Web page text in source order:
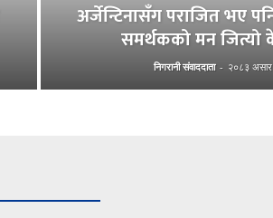
अर्जेन्टिनासँग पराजित भए
समर्थकको मन जित्यो
निगरानी संवाददाता - २०८३